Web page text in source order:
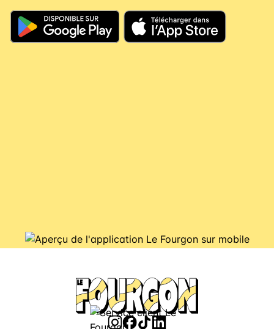
jours, votre argent continue à travailler pour
vous, il couvre vos futures consignes et vous
évite de nouveaux débits.